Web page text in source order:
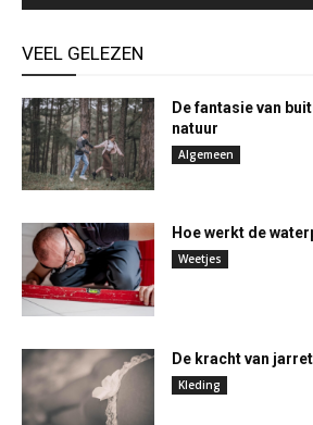
VEEL GELEZEN
De fantasie van
natuur
Algemeen
Hoe werkt de
Weetjes
De kracht van
Kleding